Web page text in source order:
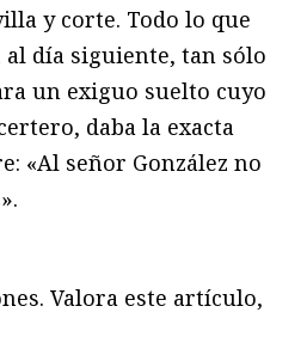
y corte. Todo lo que
día siguiente, tan sólo
un exiguo suelto cuyo
daba la exacta
«Al señor González no
Valora este artículo,